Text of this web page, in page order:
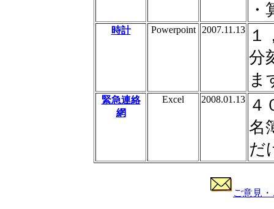
時計 Powerpoint 2007.11.13
１
分
ま
緊急連絡
網
Excel 2008.01.13
４
名
だ
ご意見